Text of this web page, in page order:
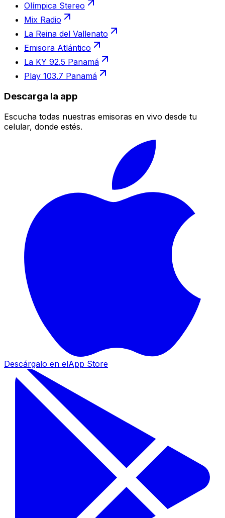
Olímpica Stereo
Mix Radio
La Reina del Vallenato
Emisora Atlántico
La KY 92.5 Panamá
Play 103.7 Panamá
Descarga la app
Escucha todas nuestras emisoras en vivo desde tu
celular, donde estés.
Descárgalo en elApp Store